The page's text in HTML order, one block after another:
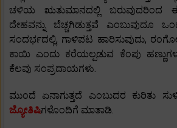
ಚಳಿಯ ಋತುಮಾನದಲ್ಲಿ ಬರುವುದರಿಂದ
ದೇಹವನ್ನು ಬೆಚ್ಚಗಿಡುತ್ತವೆ ಎಂಬುವುದೂ
ಸಂದರ್ಭದಲ್ಲಿ, ಗಾಳಿಪಟ ಹಾರಿಸುವುದು,
ಕಾಯಿ ಎಂದು ಕರೆಯಲ್ಪಡುವ ಕೆಂಪು
ಕೆಲವು ಸಂಪ್ರದಾಯಗಳು.
ಮುಂದೆ ಏನಾಗುತ್ತದೆ ಎಂಬುದರ ಕುರಿತು
ಜ್ಯೋತಿಷಿಗಳೊಂದಿಗೆ ಮಾತಾಡಿ.